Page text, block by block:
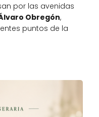
por las avenidas
Obregón,
puntos de la